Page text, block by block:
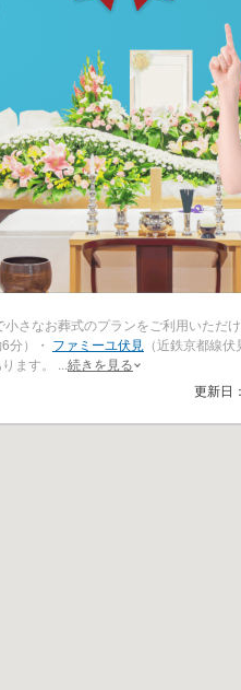
さなお葬式のプランをご利用いただ
分）・ ファミーユ伏見 （近鉄京都線
ます。
続きを見る
更新日